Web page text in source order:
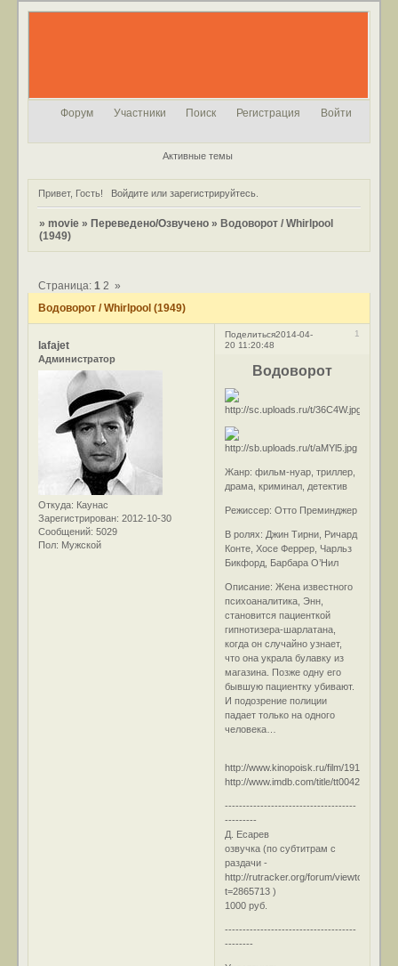
Форум Участники Поиск Регистрация Войти
Активные темы
Привет, Гость! Войдитеили зарегистрируйтесь.
»movie » Переведено/Озвучено » Водоворот / Whirlpool
(1949)
Водоворот / Whirlpool (1949)
Страница:1 2 »
Поделиться 1
2014-04-
20 11:20:48
lafajet
Администратор
Откуда: Каунас
Зарегистрирован: 2012-10-30
Сообщений: 5029
Пол: Мужской
Водоворот
Жанр: фильм-нуар, триллер,
драма, криминал, детектив
Режиссер: Отто Преминджер
В ролях: Джин Тирни, Ричард
Конте, Хосе Феррер, Чарльз
Бикфорд, Барбара О’Нил
Описание: Жена известного
психоаналитика, Энн,
становится пациенткой
гипнотизера-шарлатана,
когда он случайно узнает,
что она украла булавку из
магазина. Позже одну его
бывшую пациентку убивают.
И подозрение полиции
падает только на одного
человека…
http://www.kinopoisk.ru/film/19109/
http://www.imdb.com/title/tt0042039/
-------------------------------------
---------
Д. Есарев
озвучка (по субтитрам с
раздачи -
http://rutracker.org/forum/
t=2865713 )
1000 руб.
-------------------------------------
--------